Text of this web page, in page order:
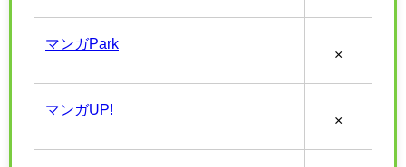
マンガPark
×
マンガUP!
×